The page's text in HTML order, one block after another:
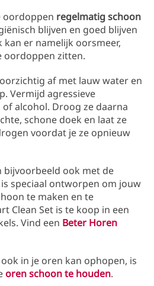
oordoppen regelmatig schoon
blijven en goed blijven
kan er namelijk oorsmeer,
oordoppen zitten.
af met lauw water en
Vermijd agressieve
alcohol. Droog ze daarna
schone doek en laat ze
voordat je ze opnieuw
bijvoorbeeld ook met de
is speciaal ontworpen om jouw
te maken en te
Clean Set is te koop in een
Vind een Beter Horen
in je oren kan ophopen, is
oren schoon te houden.